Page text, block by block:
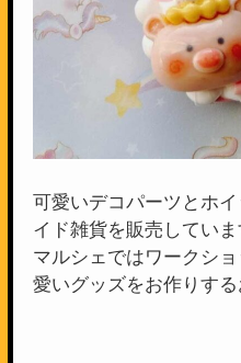
可愛いデコパーツとホ
イド雑貨を販売してい
マルシェではワークシ
愛いグッズをお作りす